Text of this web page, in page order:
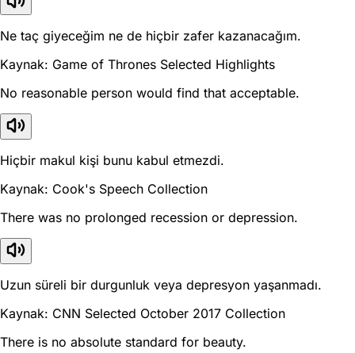
Ne taç giyeceğim ne de hiçbir zafer kazanacağım.
Kaynak: Game of Thrones Selected Highlights
No reasonable person would find that acceptable.
Hiçbir makul kişi bunu kabul etmezdi.
Kaynak: Cook's Speech Collection
There was no prolonged recession or depression.
Uzun süreli bir durgunluk veya depresyon yaşanmadı.
Kaynak: CNN Selected October 2017 Collection
There is no absolute standard for beauty.